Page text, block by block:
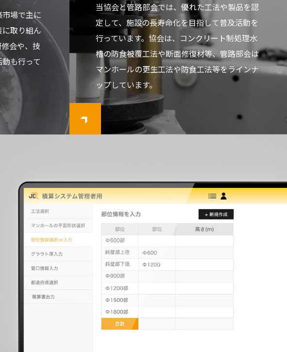
場で主に
取り組ん
会や、技
も行って
当協会と管路部会では、優れた工法や製品を認
定して、施設の長寿命化を目指して普及活動を
行っています。協会は、コンクリート制処理水
槽の防食被覆工法や断面修復材等、管路部会は
マンホールの更生工法や防食工法等をラインナ
ップしています。